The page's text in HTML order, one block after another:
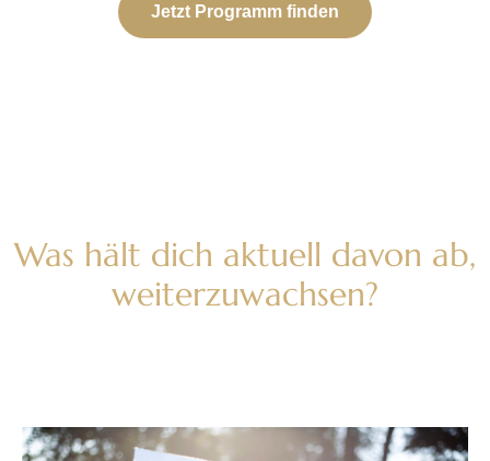
Jetzt Programm finden
Was hält dich aktuell davon ab,
weiterzuwachsen?